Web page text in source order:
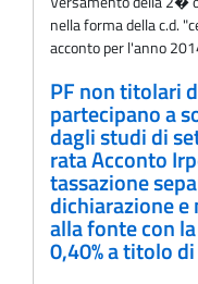
nella forma della c.d.
acconto per l'anno
PF non titolari
partecipano a
dagli studi di
rata Acconto
tassazione
dichiarazione
alla fonte con
0,40% a titolo